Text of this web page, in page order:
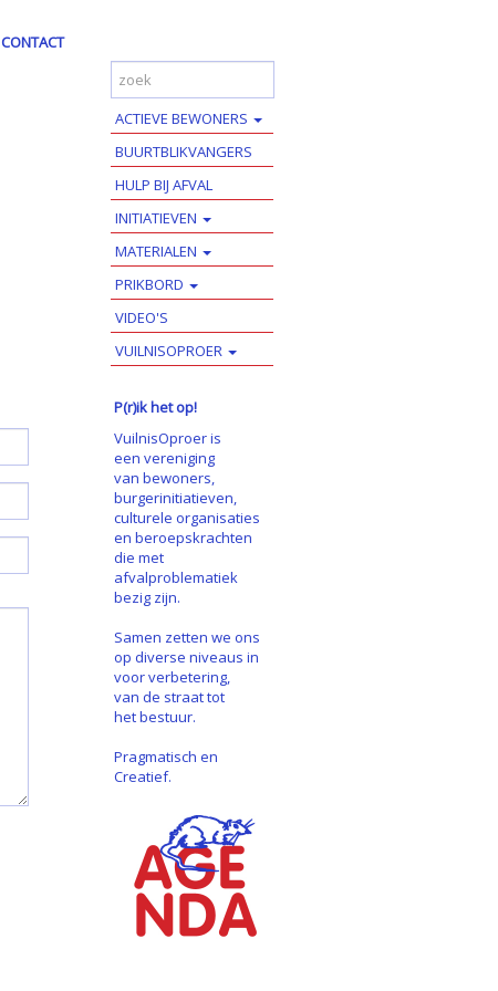
CONTACT
ACTIEVE BEWONERS
BUURTBLIKVANGERS
HULP BIJ AFVAL
INITIATIEVEN
MATERIALEN
PRIKBORD
VIDEO'S
VUILNISOPROER
P(r)ik het op!
VuilnisOproer is
een vereniging
van bewoners,
burgerinitiatieven,
culturele organisaties
en beroepskrachten
die met
afvalproblematiek
bezig zijn.
Samen zetten we ons
op diverse niveaus in
voor verbetering,
van de straat tot
het bestuur.
Pragmatisch en
Creatief.